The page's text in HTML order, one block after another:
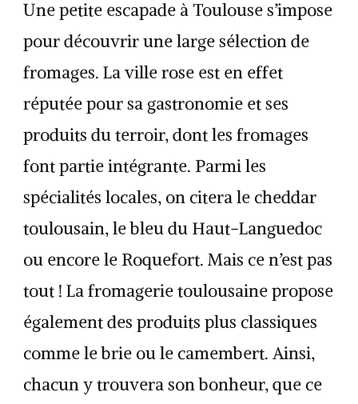
Une petite escapade à Toulouse s’impose
pour découvrir une large sélection de
fromages. La ville rose est en effet
réputée pour sa gastronomie et ses
produits du terroir, dont les fromages
font partie intégrante. Parmi les
spécialités locales, on citera le cheddar
toulousain, le bleu du Haut-Languedoc
ou encore le Roquefort. Mais ce n’est pas
tout ! La fromagerie toulousaine propose
également des produits plus classiques
comme le brie ou le camembert. Ainsi,
chacun y trouvera son bonheur, que ce